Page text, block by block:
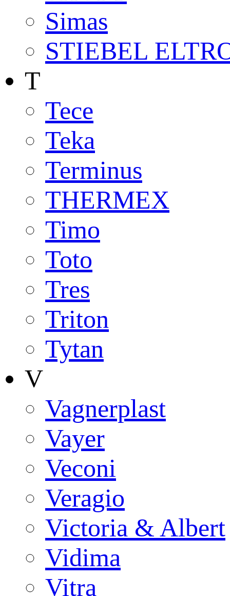
Simas
STIEBEL
T
Tece
Teka
Terminus
THERMEX
Timo
Toto
Tres
Triton
Tytan
V
Vagnerplast
Vayer
Veconi
Veragio
Victoria & Albert
Vidima
Vitra